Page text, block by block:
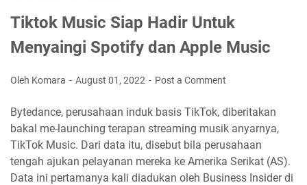
Tiktok Music Siap Hadir Untuk
Menyaingi Spotify dan Apple Music
Oleh Komara August 01, 2022 Post a Comment
Bytedance, perusahaan induk basis TikTok, diberitakan
bakal me-launching terapan streaming musik anyarnya,
TikTok Music. Dari data itu, disebut bila perusahaan
tengah ajukan pelayanan mereka ke Amerika Serikat (AS).
Data ini pertamanya kali diadukan oleh Business Insider di